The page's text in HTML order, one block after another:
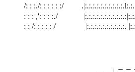
/: : :./: : : : : :/
: : : ,′: : : :./
: : /: : : : : / |:.:.:.:.:.:.:.:.:.:.